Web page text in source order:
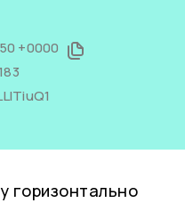
+0000
горизонтально